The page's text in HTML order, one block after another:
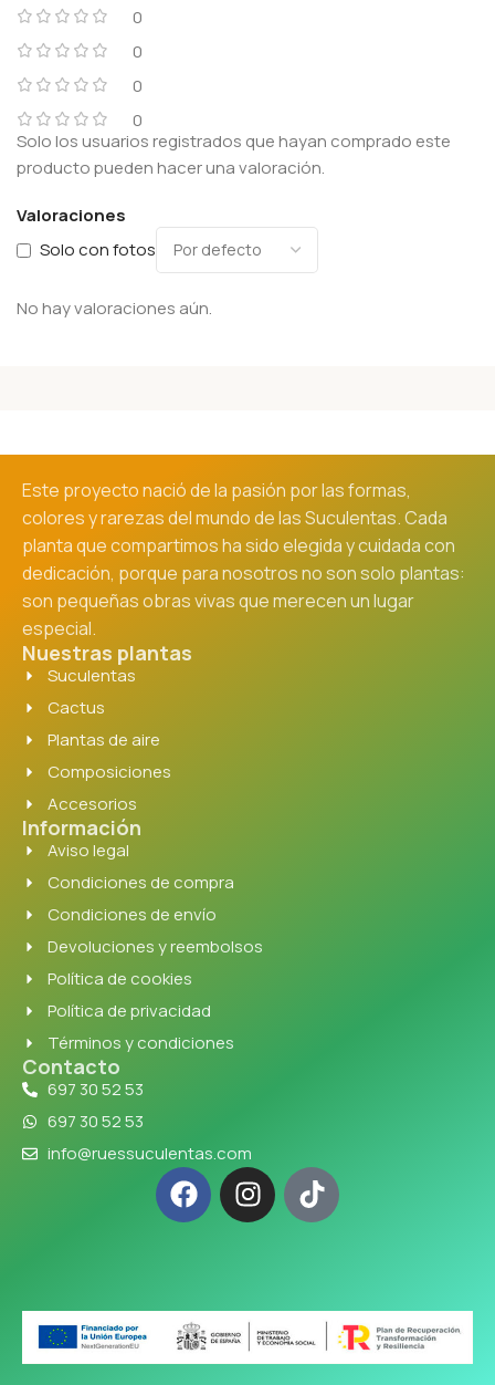
0
0
0
0
Valoraciones
Solo con fotos
No hay valoraciones aún.
Solo los usuarios registrados que hayan comprado este
producto pueden hacer una valoración.
Este proyecto nació de la pasión por las formas,
colores y rarezas del mundo de las Suculentas. Cada
planta que compartimos ha sido elegida y cuidada con
dedicación, porque para nosotros no son solo plantas:
son pequeñas obras vivas que merecen un lugar
especial.
Nuestras plantas
Suculentas
Cactus
Plantas de aire
Composiciones
Accesorios
Información
Aviso legal
Condiciones de compra
Condiciones de envío
Devoluciones y reembolsos
Política de cookies
Política de privacidad
Términos y condiciones
Contacto
697 30 52 53
697 30 52 53
info@ruessuculentas.com